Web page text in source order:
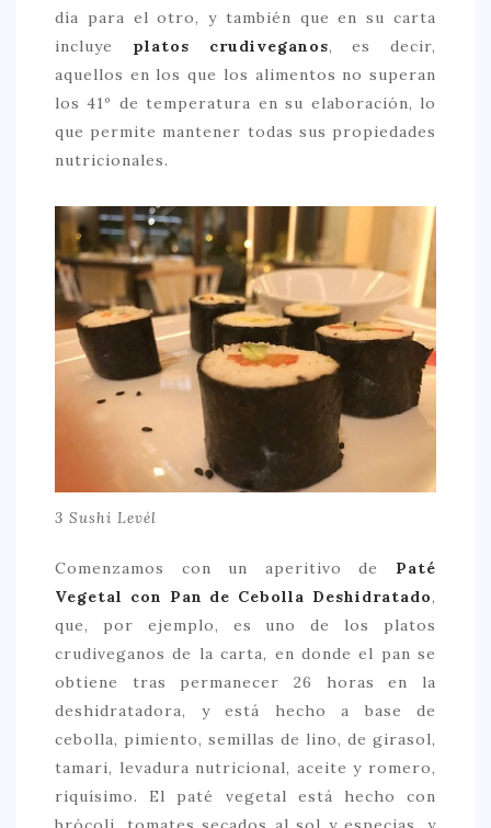
día para el otro, y también que en su carta
incluye
platos crudiveganos, es decir,
aquellos en los que los alimentos no superan
los 41º de temperatura en su elaboración, lo
que permite mantener todas sus propiedades
nutricionales.
3 Sushi Levél
Comenzamos con un aperitivo de Paté
Vegetal con Pan de Cebolla Deshidratado,
que, por ejemplo, es uno de los platos
crudiveganos de la carta, en donde el pan se
obtiene tras permanecer 26 horas en la
deshidratadora, y está hecho a base de
cebolla, pimiento, semillas de lino, de girasol,
tamari, levadura nutricional, aceite y romero,
riquísimo. El paté vegetal está hecho con